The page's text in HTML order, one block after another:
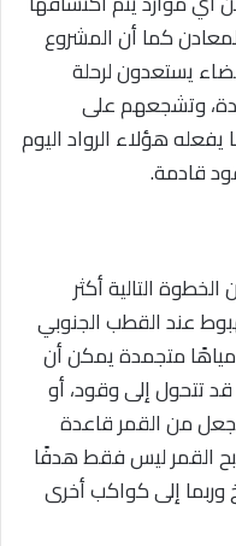
كما أن المشروع
يستعدون لرحلة
وتشجعهم على
يفعله هؤلاء الرواد اليوم
قادمة.
أرتميس 2 ستكون الخطوة التالية أكثر
الهبوط عند القطب الجنوبي
مياهًا متجمدة يمكن أن
تتحول إلى وقود، أو
من القمر قاعدة
القمر ليس فقط هدفًا
وربما إلى كواكب أخرى